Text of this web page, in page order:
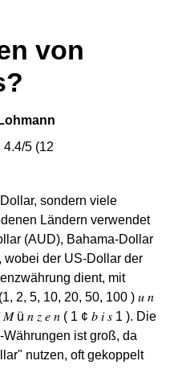
von
4.4/5 (12
sondern viele
Ländern verwendet
(AUD), Bahama-Dollar
wobei der US-Dollar der
dient, mit
2, 5, 10, 20, 50, 100 ) 𝑢 𝑛
ü 𝑛 𝑧 𝑒 𝑛 ( 1 ¢ 𝑏 𝑖 𝑠 1 ). Die
ist groß, da
nutzen, oft gekoppelt